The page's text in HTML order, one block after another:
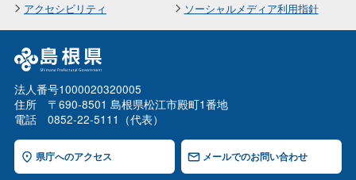
アクセシビリティ
ソーシャルメディア利用指針
法人番号1000020320005
住所 〒690-8501 島根県松江市殿町1番地
電話 0852-22-5111（代表）
県庁へのアクセス メールでのお問い合わせ